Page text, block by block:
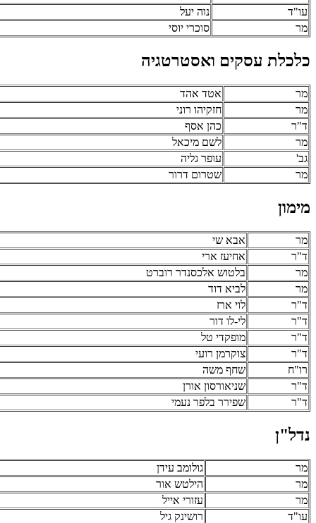
עו"ד
נוה יעל
מר
סוכרי יוסי
כלכלת עסקים ואסטרטגיה
מר
אטד אהד
מר
חזקיהו רוני
ד"ר
כהן אסף
מר
לשם מיכאל
גב'
עופר גליה
מר
שטרום דרור
מימון
מר
אבא שי
ד"ר
אחיעז ארי
מר
בלטוש אלכסנדר רוברט
מר
לביא דוד
ד"ר
לוי ארז
ד"ר
לי-לו דור
ד"ר
מופקדי טל
ד"ר
צוקרמן רועי
רו"ח
שחף משה
ד"ר
שניאורסון אורן
ד"ר
שפירר בלפר נעמי
נדל"ן
מר
גולומב עידן
מר
הילטש אור
מר
עזורי אייל
עו"ד
רושינק גיל